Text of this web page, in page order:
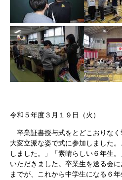
令和５年度３月１９日（火）
卒業証書授与式をとどこおりな
大変立派な姿で式に参加しました
しました。」「素晴らしい６年生
いただきました。卒業生を送る会
までが、これから中学生になる６